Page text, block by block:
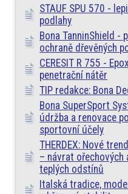
STAUF SPU 570 -
podlahy
Bona TanninShield -
ochraně dřevěných
CERESIT R 755 -
penetrační nátěr
TIP redakce: Bona
Bona SuperSport
údržba a renovace
sportovní účely
THERDEX: Nové
– návrat ořechových
teplých odstínů
Italská tradice,